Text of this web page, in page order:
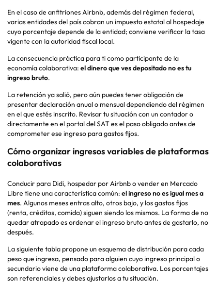
En el caso de anfitriones Airbnb, además del régimen federal,
varias entidades del país cobran un impuesto estatal al hospedaje
cuyo porcentaje depende de la entidad; conviene verificar la tasa
vigente con la autoridad fiscal local.
La consecuencia práctica para ti como participante de la
economía colaborativa: el dinero que ves depositado no es tu
ingreso bruto.
La retención ya salió, pero aún puedes tener obligación de
presentar declaración anual o mensual dependiendo del régimen
en el que estés inscrito. Revisar tu situación con un contador o
directamente en el portal del SAT es el paso obligado antes de
comprometer ese ingreso para gastos fijos.
Cómo organizar ingresos variables de plataformas
colaborativas
Conducir para Didi, hospedar por Airbnb o vender en Mercado
Libre tiene una característica común: el ingreso no es igual mes a
mes. Algunos meses entras alto, otros bajo, y los gastos fijos
(renta, créditos, comida) siguen siendo los mismos. La forma de no
quedar atrapado es ordenar el ingreso bruto antes de gastarlo, no
después.
La siguiente tabla propone un esquema de distribución para cada
peso que ingresa, pensado para alguien cuyo ingreso principal o
secundario viene de una plataforma colaborativa. Los porcentajes
son referenciales y debes ajustarlos a tu situación.